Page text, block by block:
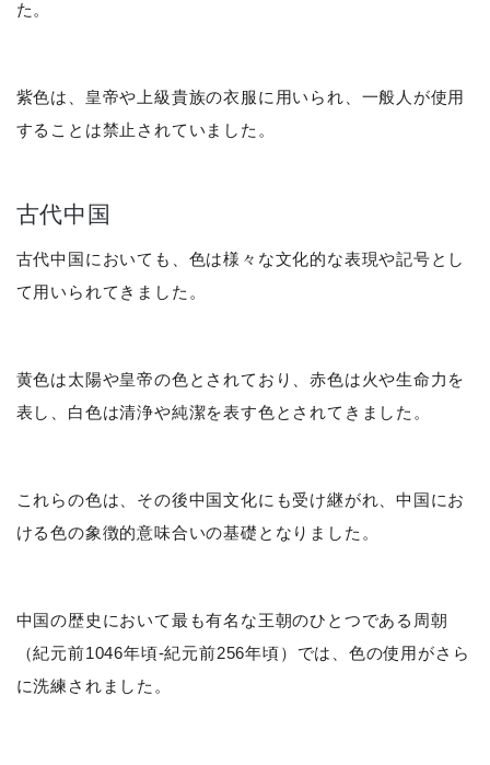
た。
紫色は、皇帝や上級貴族の衣服に用いられ、一般人が使用
することは禁止されていました。
古代中国
古代中国においても、色は様々な文化的な表現や記号とし
て用いられてきました。
黄色は太陽や皇帝の色とされており、赤色は火や生命力を
表し、白色は清浄や純潔を表す色とされてきました。
これらの色は、その後中国文化にも受け継がれ、中国にお
ける色の象徴的意味合いの基礎となりました。
中国の歴史において最も有名な王朝のひとつである周朝
（紀元前1046年頃-紀元前256年頃）では、色の使用がさら
に洗練されました。